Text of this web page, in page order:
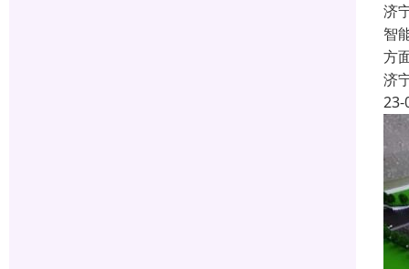
济
智
方
济
23-